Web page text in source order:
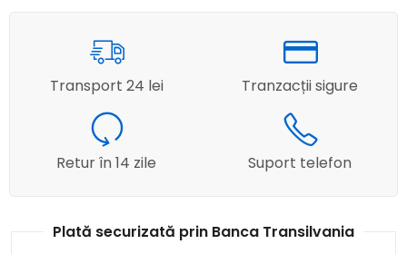
Transport 24 lei Tranzacții sigure
Retur în 14 zile Suport telefon
Plată securizată prin Banca Transilvania